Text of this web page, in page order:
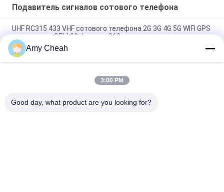
Подавитель сигналов сотового телефона
UHF RC315 433 VHF сотового телефона 2G 3G 4G 5G WIFI GPS
диапазонов OEM 20 Jammer 868 сигналов
40W средняя сила 1-50m Jammer сигнала сотового
телефона 8 каналов для тюрьмы
Крытый всенаправленный блокатор Jammer 33dBm 4Band
Amy Cheah
3:00 PM
Good day, what product are you looking for?